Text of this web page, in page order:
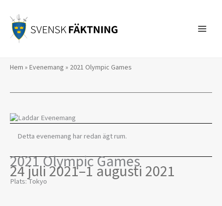
innehåll
Hem » Evenemang » 2021 Olympic Games
Detta evenemang har redan ägt rum.
2021 Olympic Games
24 juli 2021–1 augusti 2021
Plats: Tokyo